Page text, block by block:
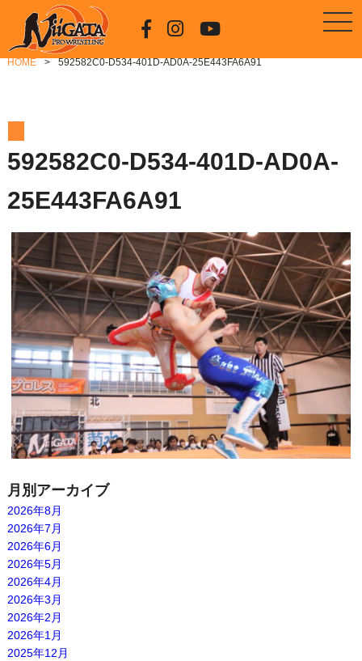
HOME 592582C0-D534-401D-AD0A-25E443FA6A91
592582C0-D534-401D-AD0A-
25E443FA6A91
月別アーカイブ
2026年8月
2026年7月
2026年6月
2026年5月
2026年4月
2026年3月
2026年2月
2026年1月
2025年12月